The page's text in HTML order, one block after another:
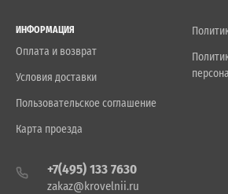
ИНФОРМАЦИЯ
Оплата и возврат
Условия доставки
Пользовательское соглашение
Карта проезда
+7(495) 133 7630
zakaz@krovelnii.ru